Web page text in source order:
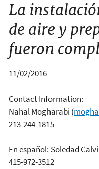
La
de aire y
fueron
11/02/2016
Contact Information:
Nahal Mogharabi (
213-244-1815
En español: Soledad
415-972-3512